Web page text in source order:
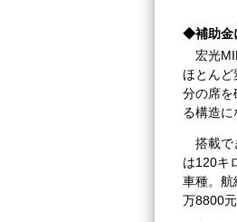
◆補助金
宏光
ほとんど
分の席を
る構造に
搭載で
は120キ
車種。航
万8800